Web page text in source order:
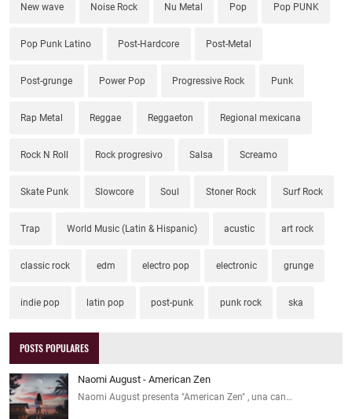
New wave Noise Rock Nu Metal Pop Pop PUNK
Pop Punk Latino Post-Hardcore Post-Metal
Post-grunge Power Pop Progressive Rock Punk
Rap Metal Reggae Reggaeton Regional mexicana
Rock N Roll Rock progresivo Salsa Screamo
Skate Punk Slowcore Soul Stoner Rock Surf Rock
Trap World Music (Latin & Hispanic) acustic art rock
classic rock edm electro pop electronic grunge
indie pop latin pop post-punk punk rock ska
POSTS POPULARES
Naomi August - American Zen
Naomi August presenta "American Zen" , una can…